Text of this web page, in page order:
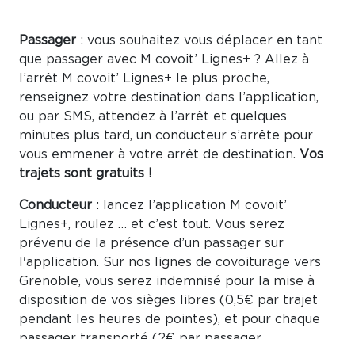
Passager : vous souhaitez vous déplacer en tant
que passager avec M covoit’ Lignes+ ? Allez à
l’arrêt M covoit’ Lignes+ le plus proche,
renseignez votre destination dans l’application,
ou par SMS, attendez à l’arrêt et quelques
minutes plus tard, un conducteur s’arrête pour
vous emmener à votre arrêt de destination. Vos
trajets sont gratuits !
Conducteur : lancez l’application M covoit’
Lignes+, roulez … et c’est tout. Vous serez
prévenu de la présence d’un passager sur
l'application. Sur nos lignes de covoiturage vers
Grenoble, vous serez indemnisé pour la mise à
disposition de vos sièges libres (0,5€ par trajet
pendant les heures de pointes), et pour chaque